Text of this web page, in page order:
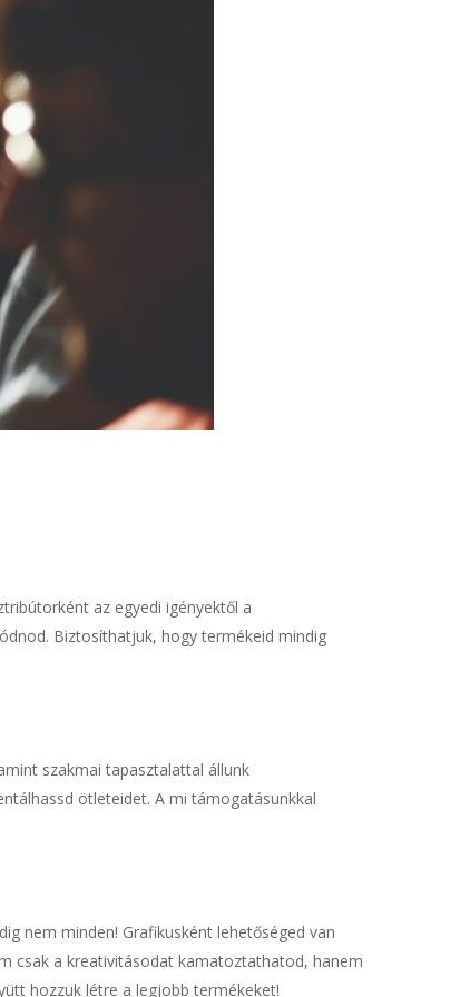
az egyedi igényektől a
Biztosíthatjuk, hogy termékeid mindig
szakmai tapasztalattal állunk
ötleteidet. A mi támogatásunkkal
nem minden! Grafikusként lehetőséged van
csak a kreativitásodat kamatoztathatod, hanem
hozzuk létre a legjobb termékeket!